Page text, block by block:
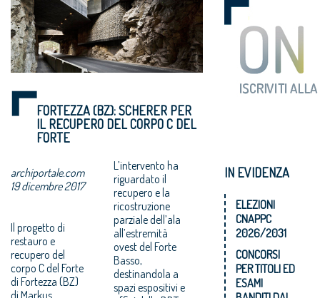
FORTEZZA (BZ): SCHERER PER
IL RECUPERO DEL CORPO C DEL
FORTE
archiportale.com
19 dicembre 2017
Il progetto di
restauro e
recupero del
corpo C del Forte
di Fortezza (BZ)
di Markus
L’intervento ha
riguardato il
recupero e la
ricostruzione
parziale dell’ala
all’estremità
ovest del Forte
Basso,
destinandola a
spazi espositivi e
IN EVIDENZA
ELEZIONI
CNAPPC
2026/2031
CONCORSI
PER TITOLI ED
ESAMI